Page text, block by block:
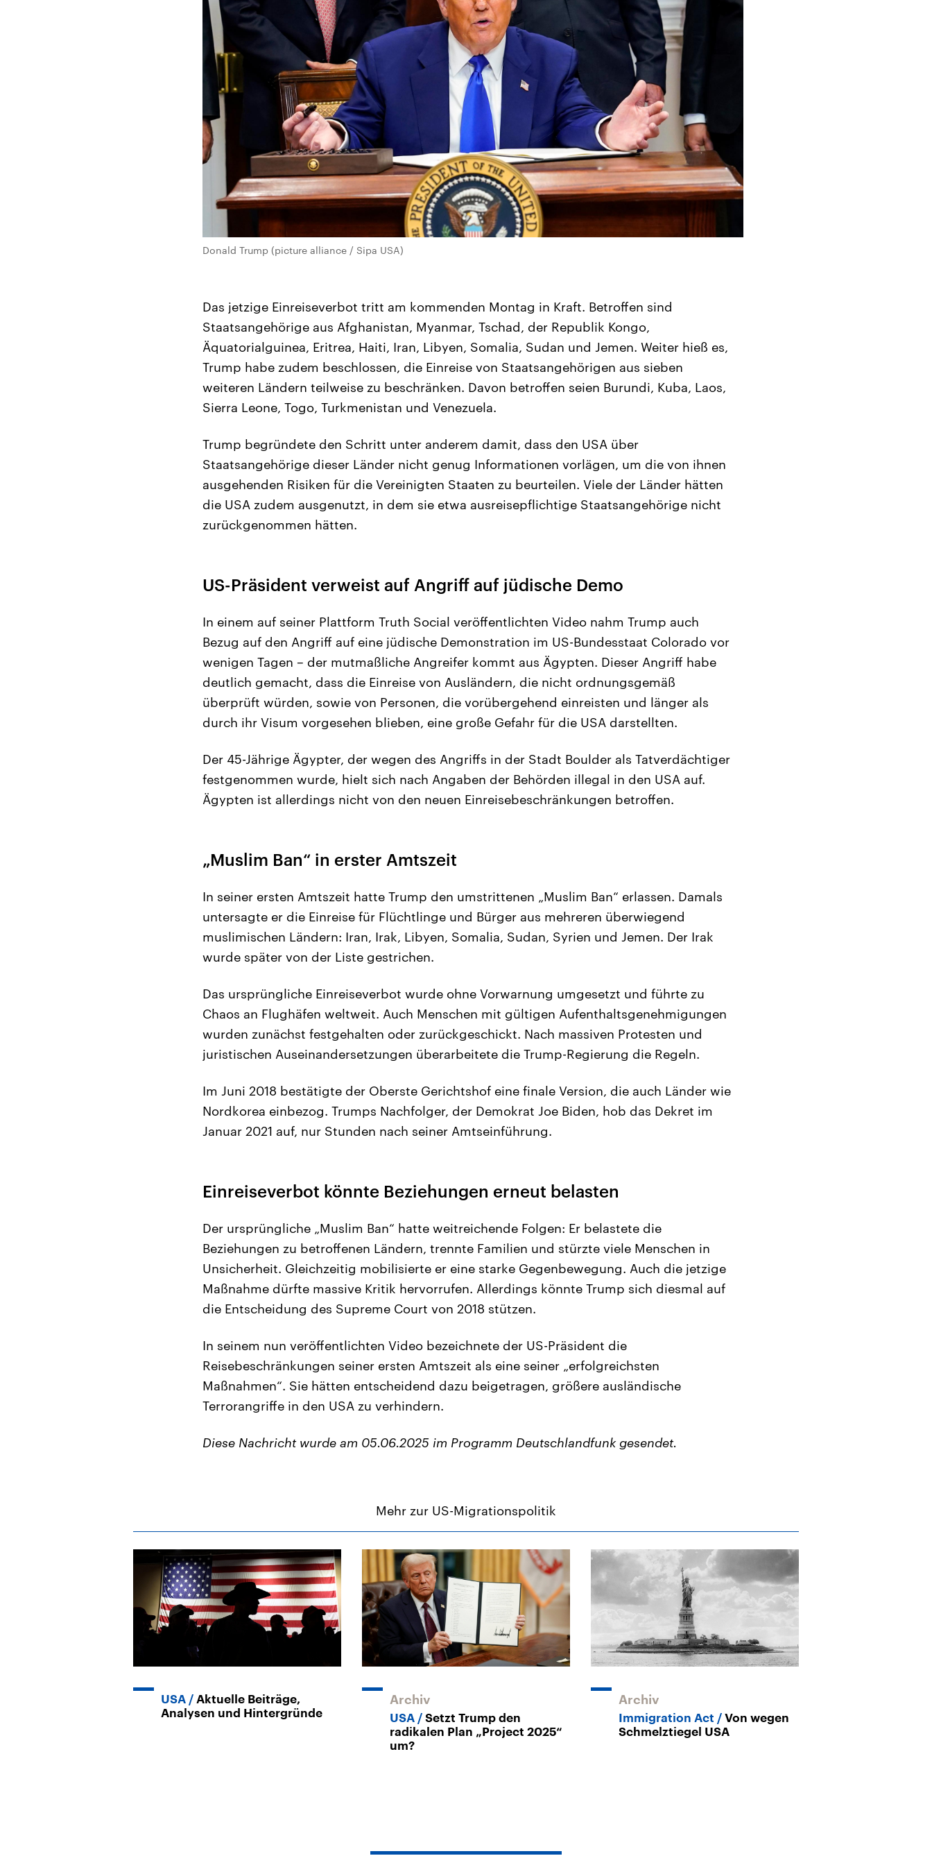
Donald Trump (picture alliance / Sipa USA)
Das jetzige Einreiseverbot tritt am kommenden Montag in Kraft. Betroffen sind
Staatsangehörige aus Afghanistan, Myanmar, Tschad, der Republik Kongo,
Äquatorialguinea, Eritrea, Haiti, Iran, Libyen, Somalia, Sudan und Jemen. Weiter hieß es,
Trump habe zudem beschlossen, die Einreise von Staatsangehörigen aus sieben
weiteren Ländern teilweise zu beschränken. Davon betroffen seien Burundi, Kuba, Laos,
Sierra Leone, Togo, Turkmenistan und Venezuela.
Trump begründete den Schritt unter anderem damit, dass den USA über
Staatsangehörige dieser Länder nicht genug Informationen vorlägen, um die von ihnen
ausgehenden Risiken für die Vereinigten Staaten zu beurteilen. Viele der Länder hätten
die USA zudem ausgenutzt, in dem sie etwa ausreisepflichtige Staatsangehörige nicht
zurückgenommen hätten.
US-Präsident verweist auf Angriff auf jüdische Demo
In einem auf seiner Plattform Truth Social veröffentlichten Video nahm Trump auch
Bezug auf den Angriff auf eine jüdische Demonstration im US-Bundesstaat Colorado vor
wenigen Tagen – der mutmaßliche Angreifer kommt aus Ägypten. Dieser Angriff habe
deutlich gemacht, dass die Einreise von Ausländern, die nicht ordnungsgemäß
überprüft würden, sowie von Personen, die vorübergehend einreisten und länger als
durch ihr Visum vorgesehen blieben, eine große Gefahr für die USA darstellten.
Der 45-Jährige Ägypter, der wegen des Angriffs in der Stadt Boulder als Tatverdächtiger
festgenommen wurde, hielt sich nach Angaben der Behörden illegal in den USA auf.
Ägypten ist allerdings nicht von den neuen Einreisebeschränkungen betroffen.
„Muslim Ban“ in erster Amtszeit
In seiner ersten Amtszeit hatte Trump den umstrittenen „Muslim Ban“ erlassen. Damals
untersagte er die Einreise für Flüchtlinge und Bürger aus mehreren überwiegend
muslimischen Ländern: Iran, Irak, Libyen, Somalia, Sudan, Syrien und Jemen. Der Irak
wurde später von der Liste gestrichen.
Das ursprüngliche Einreiseverbot wurde ohne Vorwarnung umgesetzt und führte zu
Chaos an Flughäfen weltweit. Auch Menschen mit gültigen Aufenthaltsgenehmigungen
wurden zunächst festgehalten oder zurückgeschickt. Nach massiven Protesten und
juristischen Auseinandersetzungen überarbeitete die Trump-Regierung die Regeln.
Im Juni 2018 bestätigte der Oberste Gerichtshof eine finale Version, die auch Länder wie
Nordkorea einbezog. Trumps Nachfolger, der Demokrat Joe Biden, hob das Dekret im
Januar 2021 auf, nur Stunden nach seiner Amtseinführung.
Einreiseverbot könnte Beziehungen erneut belasten
Der ursprüngliche „Muslim Ban“ hatte weitreichende Folgen: Er belastete die
Beziehungen zu betroffenen Ländern, trennte Familien und stürzte viele Menschen in
Unsicherheit. Gleichzeitig mobilisierte er eine starke Gegenbewegung. Auch die jetzige
Maßnahme dürfte massive Kritik hervorrufen. Allerdings könnte Trump sich diesmal auf
die Entscheidung des Supreme Court von 2018 stützen.
In seinem nun veröffentlichten Video bezeichnete der US-Präsident die
Reisebeschränkungen seiner ersten Amtszeit als eine seiner „erfolgreichsten
Maßnahmen“. Sie hätten entscheidend dazu beigetragen, größere ausländische
Terrorangriffe in den USA zu verhindern.
Diese Nachricht wurde am 05.06.2025 im Programm Deutschlandfunk gesendet.
Mehr zur US-Migrationspolitik
USA
Aktuelle Beiträge,
Analysen und Hintergründe
Archiv
USA
Setzt Trump den
radikalen Plan „Project 2025“
um?
Archiv
Immigration Act
Von wegen
Schmelztiegel USA